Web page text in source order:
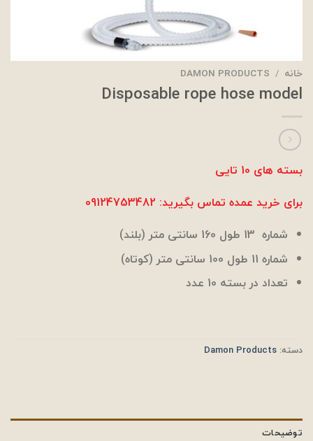
خانه /
DAMON PRODUCTS
Disposable rope hose model
بسته های 10 تایی
برای خرید عمده تماس بگیرید: 09124753482
شماره 13 طول 160 سانتی متر (بلند)
شماره 11 طول 100 سانتی متر (کوتاه)
تعداد در بسته 10 عدد
دسته: Damon Products
توضیحات